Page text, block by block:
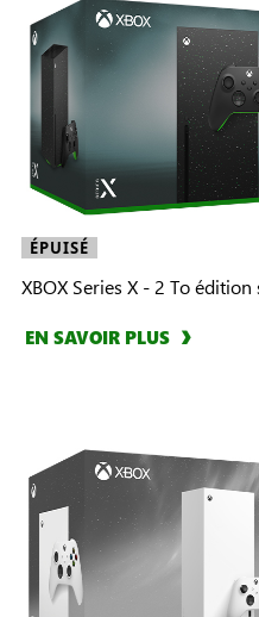
ÉPUISÉ
XBOX Series X - 2 To
EN SAVOIR PLUS